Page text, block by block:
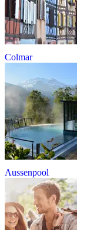
Colmar
Aussenpool